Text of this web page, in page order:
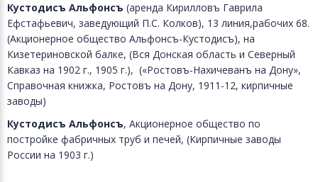
Кустодисъ Альфонсъ (аренда Кирилловъ Гаврила
Ефстафьевич, заведующий П.С. Колков), 13 линия,рабочих 68.
(Акционерное общество Альфонсъ-Кустодисъ), на
Кизетериновской балке, (Вся Донская область и Северный
Кавказ на 1902 г., 1905 г.), («Ростовъ-Нахичеванъ на Дону»,
Справочная книжка, Ростовъ на Дону, 1911-12, кирпичные
заводы)
Кустодисъ Альфонсъ, Акционерное общество по
постройке фабричных труб и печей, (Кирпичные заводы
России на 1903 г.)